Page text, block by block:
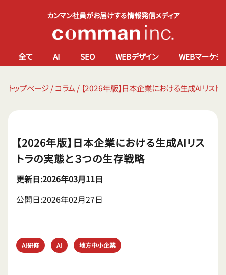
カンマン社員がお届けする情報発信メディア
全て AI SEO WEBデザイン WEBマーケテ
トップページ/コラム / 【2026年版】日本企業における生成AIリス
【2026年版】日本企業における生成AIリス
トラの実態と３つの生存戦略
更新日:2026年03月11日
公開日:2026年02月27日
AI研修 AI 地方中小企業